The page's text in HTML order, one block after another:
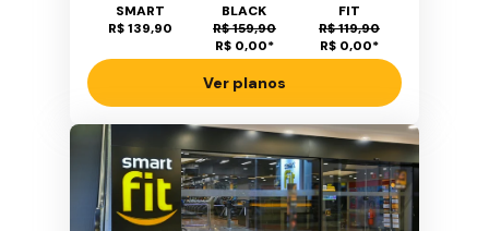
SMART
R$ 139,90
BLACK
R$ 159,90
R$ 0,00*
FIT
R$ 119,90
R$ 0,00*
Ver planos